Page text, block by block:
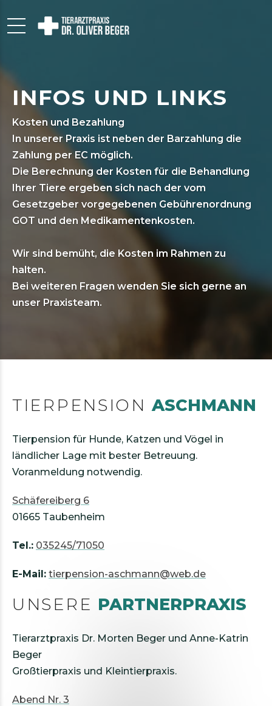
INFOS UND LINKS
Kosten und Bezahlung
In unserer Praxis ist neben der Barzahlung die
Zahlung per EC möglich.
Die Berechnung der Kosten für die Behandlung
Ihrer Tiere ergeben sich nach der vom
Gesetzgeber vorgegebenen Gebührenordnung
GOT und den Medikamentenkosten.
Wir sind bemüht, die Kosten im Rahmen zu
halten.
Bei weiteren Fragen wenden Sie sich gerne an
unser Praxisteam.
TIERPENSIONASCHMANN
Tierpension für Hunde, Katzen und Vögel in
ländlicher Lage mit bester Betreuung.
Voranmeldung notwendig.
Schäfereiberg 6
01665 Taubenheim
Tel.: 035245/71050
E-Mail: tierpension-aschmann@web.de
UNSERE PARTNERPRAXIS
Tierarztpraxis Dr. Morten Beger und Anne-Katrin
Beger
Großtierpraxis und Kleintierpraxis.
Abend Nr. 3